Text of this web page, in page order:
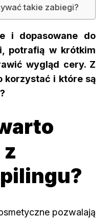
takie zabiegi?
i dopasowane do
potrafią w krótkim
wygląd cery. Z
korzystać i które są
pozwalają